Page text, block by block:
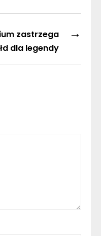
→
zastrzega
dla legendy